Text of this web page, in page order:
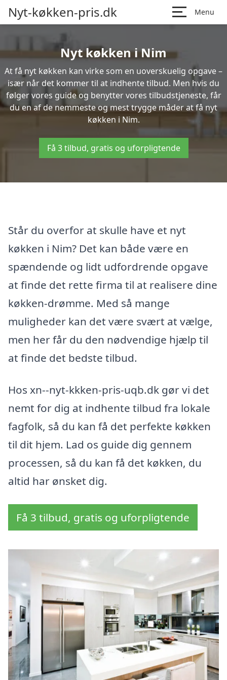
Nyt-køkken-pris.dk Menu
Nyt køkken i Nim
At få nyt køkken kan virke som en uoverskuelig opgave –
især når det kommer til at indhente tilbud. Men hvis du
følger vores guide og benytter vores tilbudstjeneste, får
du en af de nemmeste og mest trygge måder at få nyt
køkken i Nim.
Få 3 tilbud, gratis og uforpligtende
Står du overfor at skulle have et nyt
køkken i Nim? Det kan både være en
spændende og lidt udfordrende opgave
at finde det rette firma til at realisere dine
køkken-drømme. Med så mange
muligheder kan det være svært at vælge,
men her får du den nødvendige hjælp til
at finde det bedste tilbud.
Hos xn--nyt-kkken-pris-uqb.dk gør vi det
nemt for dig at indhente tilbud fra lokale
fagfolk, så du kan få det perfekte køkken
til dit hjem. Lad os guide dig gennem
processen, så du kan få det køkken, du
altid har ønsket dig.
Få 3 tilbud, gratis og uforpligtende